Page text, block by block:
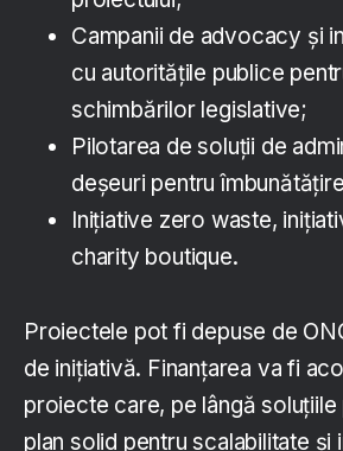
Campanii de advocacy și
cu autoritățile publice
schimbărilor legislative;
Pilotarea de soluții de
deșeuri pentru
Inițiative zero waste,
charity boutique.
Proiectele pot fi depuse de
de inițiativă. Finanțarea va fi
proiecte care, pe lângă soluțiile
plan solid pentru scalabilitate și